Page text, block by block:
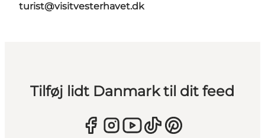
turist@visitvesterhavet.dk
Tilføj lidt Danmark til dit feed